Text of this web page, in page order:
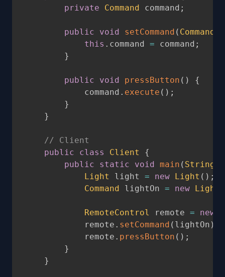
private
Command command ;
public void setCommand ( Command
this . command = command ;
}
public void pressButton ( )
{
            command
. execute ( ) ;
}
}
// Client
public
class Client
{
public
static void main ( String
Light
light = new Light ( ) ;
Command lightOn = new
RemoteControl remote = new
            remote
. setCommand ( lightOn )
            remote
. pressButton ( ) ;
}
}